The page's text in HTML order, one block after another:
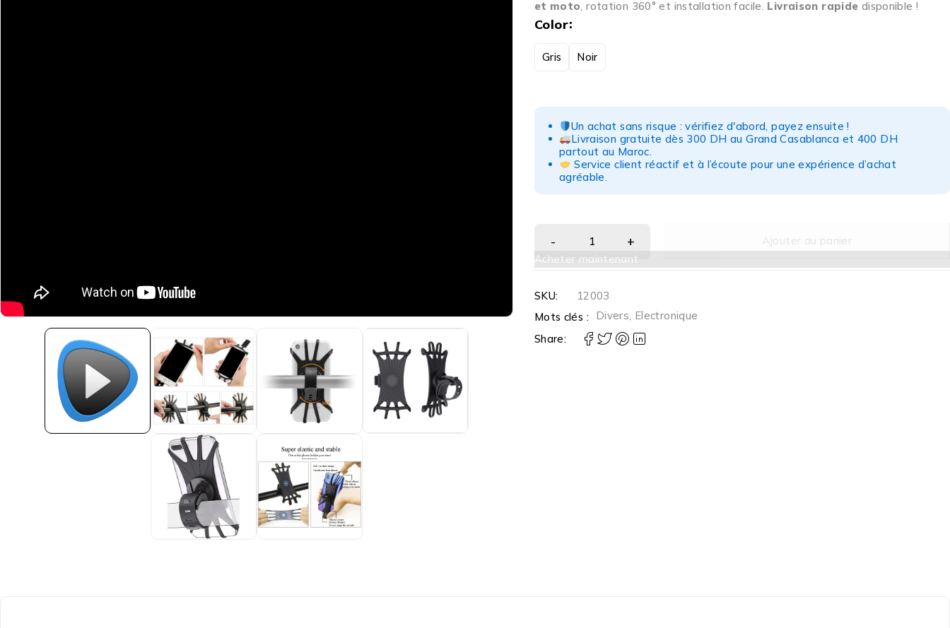
et moto, rotation 360° et installation facile. Livraison rapide disponible !
Color
Gris Noir
Un achat sans risque : vérifiez d'abord, payez ensuite !
Livraison gratuite dès 300 DH au Grand Casablanca et 400 DH
partout au Maroc.
Service client réactif et à l’écoute pour une expérience d’achat
agréable.
Ajouter au panier
Acheter maintenant
SKU:
12003
Mots clés : Divers, Electronique
Share: